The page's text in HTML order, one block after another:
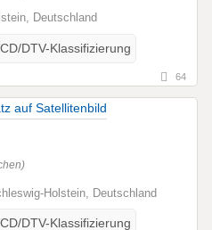
Deutschland
DTV-Klassifizierung
64
Holstein, Deutschland
DTV-Klassifizierung